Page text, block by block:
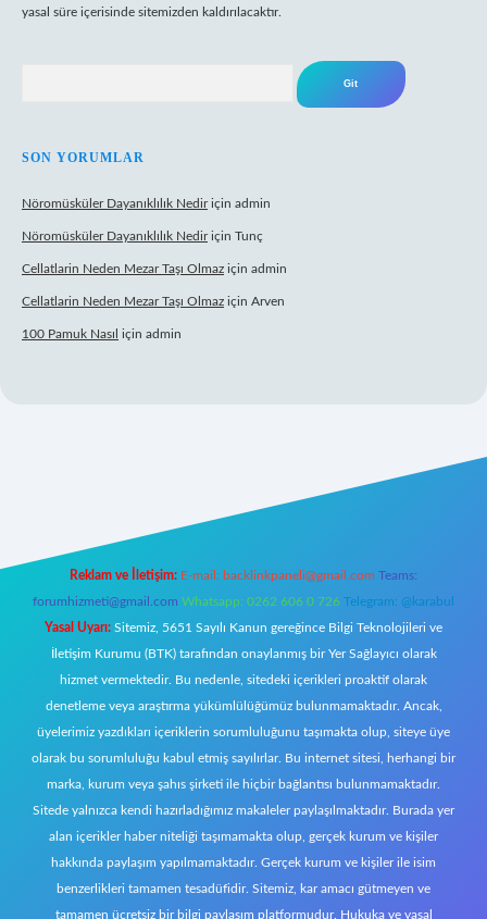
yasal süre içerisinde sitemizden kaldırılacaktır.
SON YORUMLAR
Nöromüsküler Dayanıklılık Nediriçin admin
Nöromüsküler Dayanıklılık Nediriçin Tunç
Cellatlarin Neden Mezar Taşı Olmaz için admin
Cellatlarin Neden Mezar Taşı Olmaz için Arven
100 Pamuk Nasıl için admin
Reklam ve İletişim: E-mail: backlinkpaneli@gmail.com Teams:
forumhizmeti@gmail.com Whatsapp: 0262 606 0 726 Telegram: @karabul
Yasal Uyarı: Sitemiz, 5651 Sayılı Kanun gereğince Bilgi Teknolojileri ve
İletişim Kurumu (BTK) tarafından onaylanmış bir Yer Sağlayıcı olarak
hizmet vermektedir. Bu nedenle, sitedeki içerikleri proaktif olarak
denetleme veya araştırma yükümlülüğümüz bulunmamaktadır. Ancak,
üyelerimiz yazdıkları içeriklerin sorumluluğunu taşımakta olup, siteye üye
olarak bu sorumluluğu kabul etmiş sayılırlar. Bu internet sitesi, herhangi bir
marka, kurum veya şahıs şirketi ile hiçbir bağlantısı bulunmamaktadır.
Sitede yalnızca kendi hazırladığımız makaleler paylaşılmaktadır. Burada yer
alan içerikler haber niteliği taşımamakta olup, gerçek kurum ve kişiler
hakkında paylaşım yapılmamaktadır. Gerçek kurum ve kişiler ile isim
benzerlikleri tamamen tesadüfidir. Sitemiz, kar amacı gütmeyen ve
tamamen ücretsiz bir bilgi paylaşım platformudur. Hukuka ve yasal